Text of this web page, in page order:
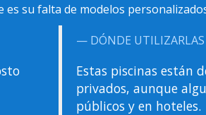
es su falta de modelos
DÓNDE UTILIZARLAS
Estas piscinas están
privados, aunque
públicos y en hoteles.